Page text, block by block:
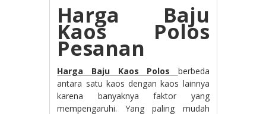
Harga Baju
Kaos Polos
Pesanan
Harga Baju Kaos Polos
berbeda
antara satu kaos dengan kaos lainnya
karena banyaknya faktor yang
mempengaruhi. Yang paling mudah